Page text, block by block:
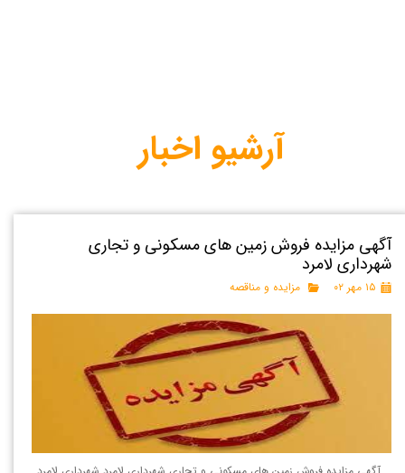
آرشیو اخبار
آگهی مزايده فروش زمين ‌های مسکونی و تجاری
شهرداری لامرد
۱۵ مهر ۰۲ مزایده و مناقصه